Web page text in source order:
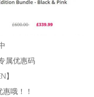
属优惠码
】
惠哦！！